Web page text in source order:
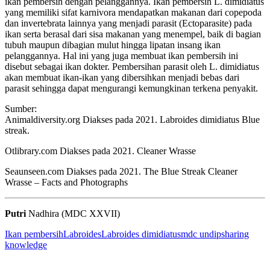
yang memiliki sifat karnivora mendapatkan makanan dari copepoda
dan invertebrata lainnya yang menjadi parasit (Ectoparasite) pada
ikan serta berasal dari sisa makanan yang menempel, baik di bagian
tubuh maupun dibagian mulut hingga lipatan insang ikan
pelanggannya. Hal ini yang juga membuat ikan pembersih ini
disebut sebagai ikan dokter. Pembersihan parasit oleh L. dimidiatus
akan membuat ikan-ikan yang dibersihkan menjadi bebas dari
parasit sehingga dapat mengurangi kemungkinan terkena penyakit.
Sumber:
Animaldiversity.org Diakses pada 2021. Labroides dimidiatus Blue
streak.
Otlibrary.com Diakses pada 2021. Cleaner Wrasse
Seaunseen.com Diakses pada 2021. The Blue Streak Cleaner
Wrasse – Facts and Photographs
Putri Nadhira (MDC XXVII)
Ikan pembersihLabroidesLabroides dimidiatusmdc undipsharing
knowledge